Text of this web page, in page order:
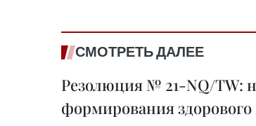
СМОТРЕТЬ ДАЛЕЕ
Резолюция № 21-NQ/TW:
формирования